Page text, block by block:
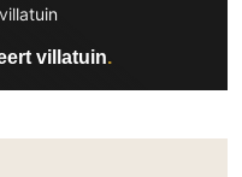
villatuin